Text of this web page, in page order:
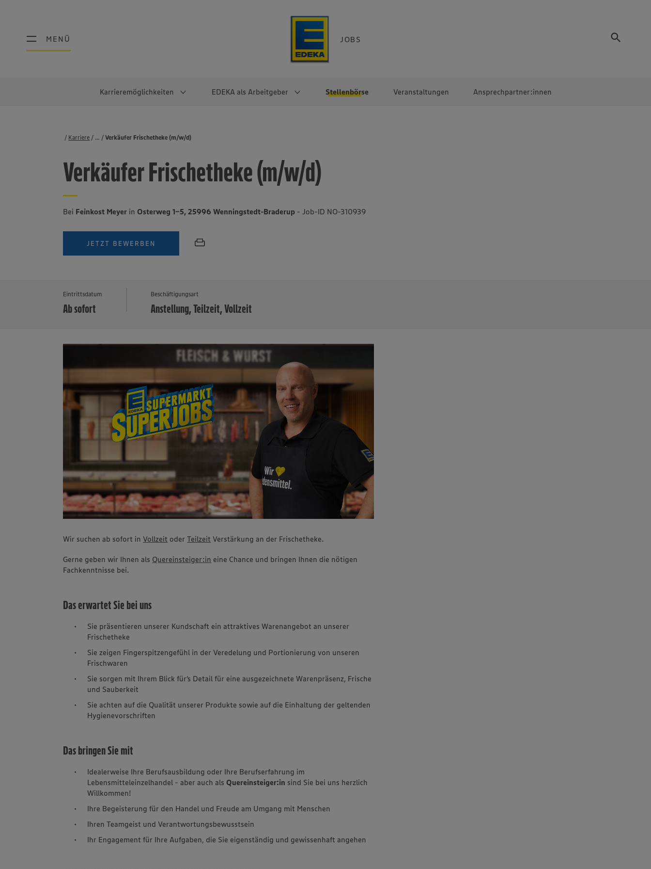
MENÜ JOBS
MENÜ
Karrieremöglichkeiten EDEKA als Arbeitgeber Stellenbörse Veranstaltungen Ansprechpartner:innen
Schülerpraktikum Abschlussarbeiten
Werkstudierendentätigkeit
Direkteinstieg
Noch Fragen?
Faires Gehalt
Diversität
Lebensmittelproduktion
Lager & Logistik
EDEKA-Zentrale
EDEKA Fruchtkontor
EDEKA-
Regionalgesellschaften
Karriere Stellenbörse
Verkäufer Frischetheke (m/w/d)
...
Verkäufer Frischetheke (m/w/d)
Bei Feinkost Meyer in Osterweg 1-5, 25996 Wenningstedt-Braderup - Job-ID NO-310939
JETZT BEWERBEN
Eintrittsdatum
Ab sofort
Beschäftigungsart
Anstellung, Teilzeit, Vollzeit
Wir suchen ab sofort inVollzeit oderTeilzeit Verstärkung an der Frischetheke.
Gerne geben wir Ihnen als Quereinsteiger:in eine Chance und bringen Ihnen die nötigen
Fachkenntnisse bei.
Das erwartet Sie bei uns
Sie präsentieren unserer Kundschaft ein attraktives Warenangebot an unserer
Frischetheke
Sie zeigen Fingerspitzengefühl in der Veredelung und Portionierung von unseren
Frischwaren
Sie sorgen mit Ihrem Blick für‘s Detail für eine ausgezeichnete Warenpräsenz, Frische
und Sauberkeit
Sie achten auf die Qualität unserer Produkte sowie auf die Einhaltung der geltenden
Hygienevorschriften
Das bringen Sie mit
Idealerweise Ihre Berufsausbildung oder Ihre Berufserfahrung im
Lebensmitteleinzelhandel - aber auch als Quereinsteiger:in sind Sie bei uns herzlich
Willkommen!
Ihre Begeisterung für den Handel und Freude am Umgang mit Menschen
Ihren Teamgeist und Verantwortungsbewusstsein
Ihr Engagement für Ihre Aufgaben, die Sie eigenständig und gewissenhaft angehen